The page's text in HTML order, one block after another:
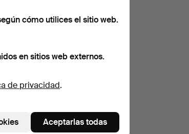
cómo utilices el sitio web.
en sitios web externos.
de privacidad.
Aceptarlas todas